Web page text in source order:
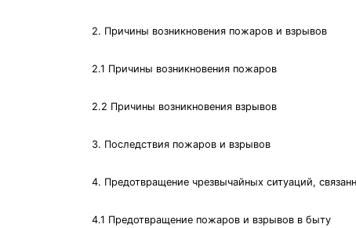
2. Причины возникновения пожаров и взрывов
2.1 Причины возникновения пожаров
2.2 Причины возникновения взрывов
3. Последствия пожаров и взрывов
4. Предотвращение чрезвычайных ситуаций,
4.1 Предотвращение пожаров и взрывов в быту